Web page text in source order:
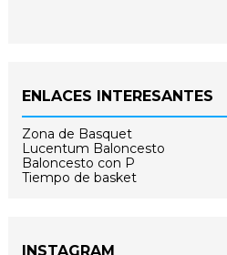
ENLACES INTERESANTES
Zona de Basquet
Lucentum Baloncesto
Baloncesto con P
Tiempo de basket
INSTAGRAM